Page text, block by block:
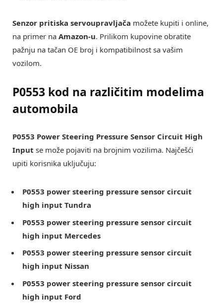
Senzor pritiska servoupravljača možete kupiti i online,
na primer na Amazon-u. Prilikom kupovine obratite
pažnju na tačan OE broj i kompatibilnost sa vašim
vozilom.
P0553 kod na različitim modelima
automobila
P0553 Power Steering Pressure Sensor Circuit High
Input se može pojaviti na brojnim vozilima. Najčešći
upiti korisnika uključuju:
P0553 power steering pressure sensor circuit
high input Tundra
P0553 power steering pressure sensor circuit
high input Mercedes
P0553 power steering pressure sensor circuit
high input Nissan
P0553 power steering pressure sensor circuit
high input Ford